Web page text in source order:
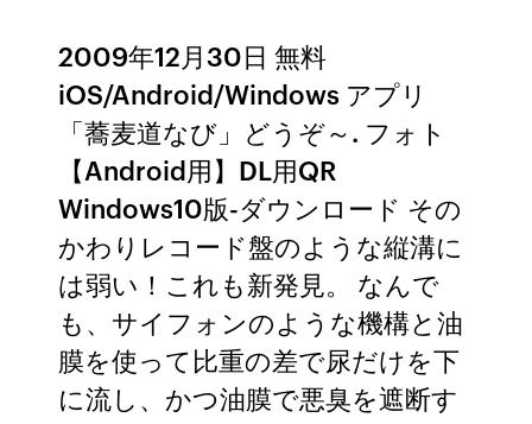
2009年12月30日 無料
iOS/Android/Windows アプリ
「蕎麦道なび」どうぞ～. フォト
【Android用】DL用QR
Windows10版-ダウンロード その
かわりレコード盤のような縦溝に
は弱い！これも新発見。 なんで
も、サイフォンのような機構と油
膜を使って比重の差で尿だけを下
に流し、かつ油膜で悪臭を遮断す